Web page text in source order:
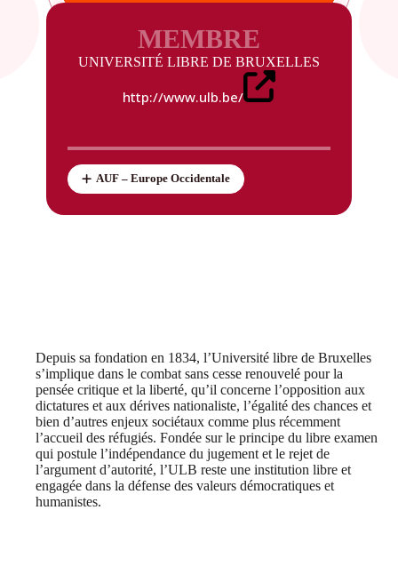
MEMBRE
UNIVERSITÉ LIBRE DE BRUXELLES
http://www.ulb.be/
AUF – Europe Occidentale
Depuis sa fondation en 1834, l’Université libre de Bruxelles
s’implique dans le combat sans cesse renouvelé pour la
pensée critique et la liberté, qu’il concerne l’opposition aux
dictatures et aux dérives nationaliste, l’égalité des chances et
bien d’autres enjeux sociétaux comme plus récemment
l’accueil des réfugiés. Fondée sur le principe du libre examen
qui postule l’indépendance du jugement et le rejet de
l’argument d’autorité, l’ULB reste une institution libre et
engagée dans la défense des valeurs démocratiques et
humanistes.